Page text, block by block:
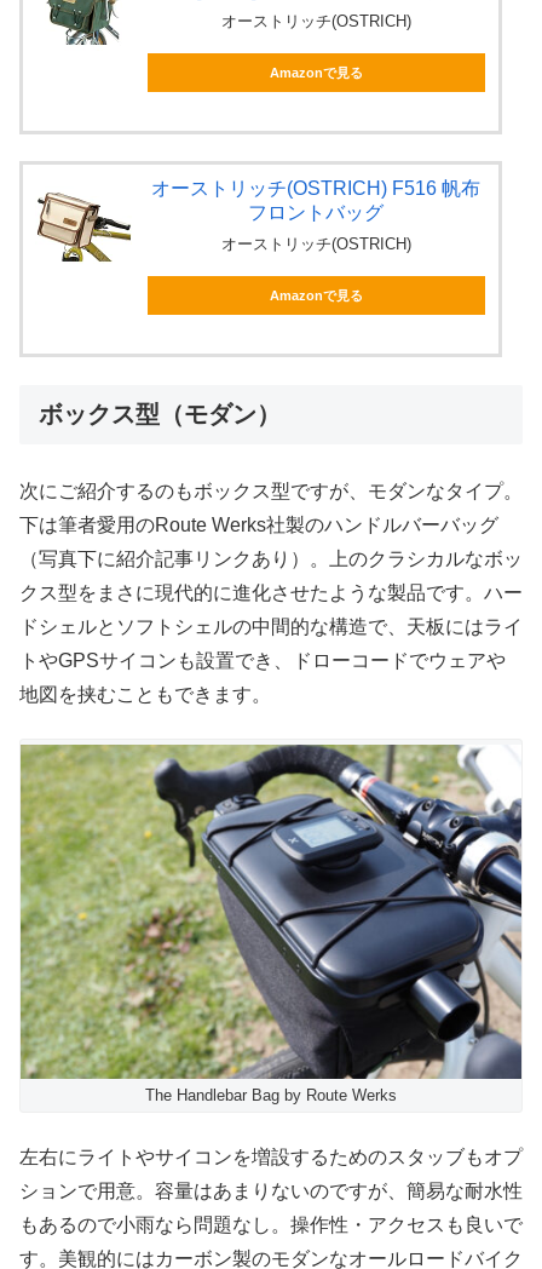
オーストリッチ(OSTRICH)
Amazonで見る
オーストリッチ(OSTRICH) F516 帆布
フロントバッグ
オーストリッチ(OSTRICH)
Amazonで見る
ボックス型（モダン）
次にご紹介するのもボックス型ですが、モダンなタイプ。
下は筆者愛用のRoute Werks社製のハンドルバーバッグ
（写真下に紹介記事リンクあり）。上のクラシカルなボッ
クス型をまさに現代的に進化させたような製品です。ハー
ドシェルとソフトシェルの中間的な構造で、天板にはライ
トやGPSサイコンも設置でき、ドローコードでウェアや
地図を挟むこともできます。
The Handlebar Bag by Route Werks
左右にライトやサイコンを増設するためのスタッブもオプ
ションで用意。容量はあまりないのですが、簡易な耐水性
もあるので小雨なら問題なし。操作性・アクセスも良いで
す。美観的にはカーボン製のモダンなオールロードバイク